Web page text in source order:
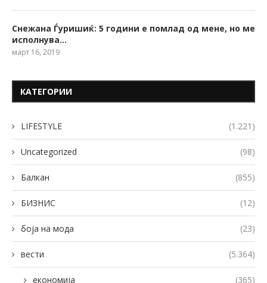
Снежана Ѓуришиќ: 5 години е помлад од мене, но ме
исполнува…
март 16, 2019
КАТЕГОРИИ
LIFESTYLE (1.221)
Uncategorized (98)
Балкан (855)
БИЗНИС (12)
боја на мода (23)
вести (5.364)
економија (365)